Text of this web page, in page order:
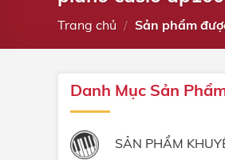
Trang chủ / Sản phẩm
Danh Mục Sản
SẢN PHẨM